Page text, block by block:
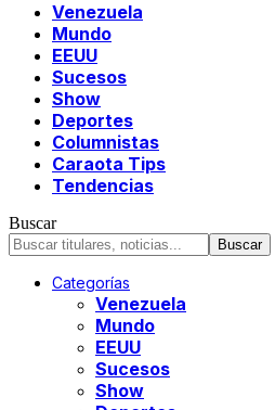
Venezuela
Mundo
EEUU
Sucesos
Show
Deportes
Columnistas
Caraota Tips
Tendencias
Buscar
Categorías
Venezuela
Mundo
EEUU
Sucesos
Show